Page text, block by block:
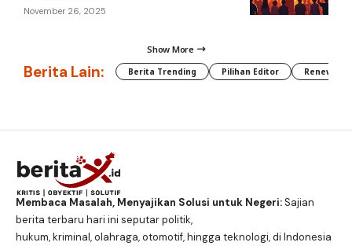
November 26, 2025
Show More
Berita Lain: Berita Trending Pilihan Editor
Membaca Masalah, Menyajikan Solusi untuk Negeri:Sajian
berita terbaru hari ini seputar politik,
hukum, kriminal, olahraga, otomotif, hingga teknologi, di Indonesia